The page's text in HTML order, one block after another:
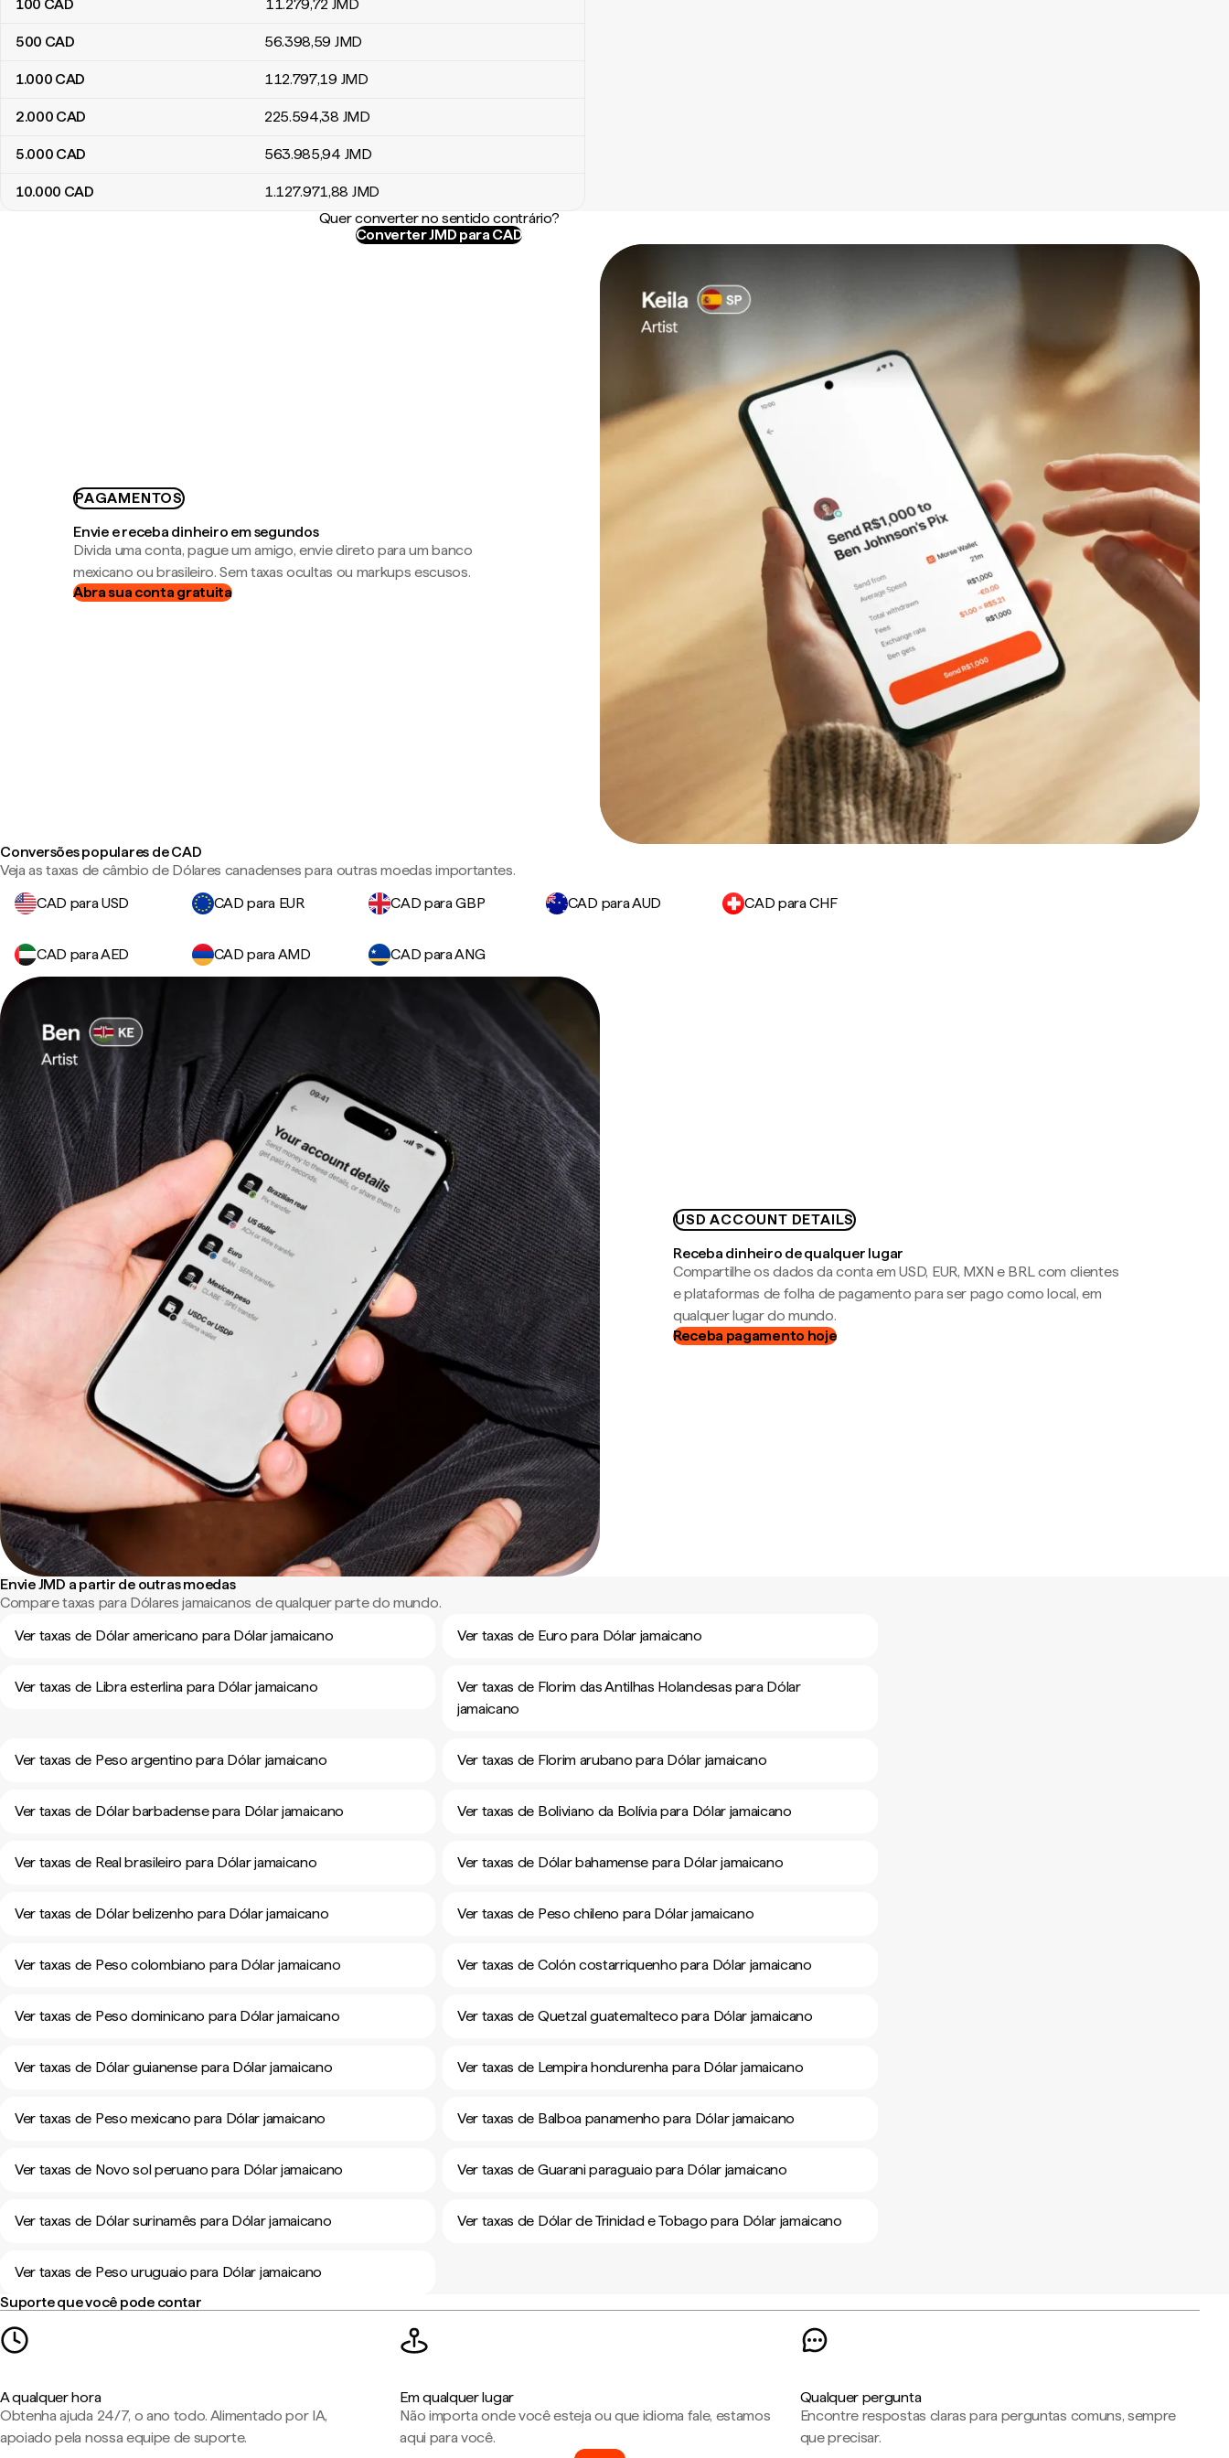
100 CAD 11.279,72 JMD
500 CAD 56.398,59 JMD
1.000 CAD 112.797,19 JMD
2.000 CAD 225.594,38 JMD
5.000 CAD 563.985,94 JMD
10.000 CAD 1.127.971,88 JMD
Quer converter no sentido contrário?
Converter JMD para CAD
PAGAMENTOS
Envie e receba dinheiro em segundos
Divida uma conta, pague um amigo, envie direto para um banco
mexicano ou brasileiro. Sem taxas ocultas ou markups escusos.
Abra sua conta gratuita
Conversões populares de CAD
Veja as taxas de câmbio de Dólares canadenses para outras moedas importantes.
CAD para USD
CAD para EUR CAD para GBP CAD para AUD CAD para CHF
CAD para AED CAD para AMD CAD para ANG
USD ACCOUNT DETAILS
Receba dinheiro de qualquer lugar
Compartilhe os dados da conta em USD, EUR, MXN e BRL com clientes
e plataformas de folha de pagamento para ser pago como local, em
qualquer lugar do mundo.
Receba pagamento hoje
Envie JMD a partir de outras moedas
Compare taxas para Dólares jamaicanos de qualquer parte do mundo.
Ver taxas de Dólar americano para Dólar jamaicano
Ver taxas de Euro para Dólar jamaicano
Ver taxas de Libra esterlina para Dólar jamaicano
Ver taxas de Florim das Antilhas Holandesas para Dólar
jamaicano
Ver taxas de Peso argentino para Dólar jamaicano Ver taxas de Florim arubano para Dólar jamaicano
Ver taxas de Dólar barbadense para Dólar jamaicano Ver taxas de Boliviano da Bolívia para Dólar jamaicano
Ver taxas de Real brasileiro para Dólar jamaicano Ver taxas de Dólar bahamense para Dólar jamaicano
Ver taxas de Dólar belizenho para Dólar jamaicano Ver taxas de Peso chileno para Dólar jamaicano
Ver taxas de Peso colombiano para Dólar jamaicano Ver taxas de Colón costarriquenho para Dólar jamaicano
Ver taxas de Peso dominicano para Dólar jamaicano Ver taxas de Quetzal guatemalteco para Dólar jamaicano
Ver taxas de Dólar guianense para Dólar jamaicano Ver taxas de Lempira hondurenha para Dólar jamaicano
Ver taxas de Peso mexicano para Dólar jamaicano Ver taxas de Balboa panamenho para Dólar jamaicano
Ver taxas de Novo sol peruano para Dólar jamaicano Ver taxas de Guarani paraguaio para Dólar jamaicano
Ver taxas de Dólar surinamês para Dólar jamaicano Ver taxas de Dólar de Trinidad e Tobago para Dólar jamaicano
Ver taxas de Peso uruguaio para Dólar jamaicano
Suporte que você pode contar
A qualquer hora
Obtenha ajuda 24/7, o ano todo. Alimentado por IA,
apoiado pela nossa equipe de suporte.
Em qualquer lugar
Não importa onde você esteja ou que idioma fale, estamos
aqui para você.
Qualquer pergunta
Encontre respostas claras para perguntas comuns, sempre
que precisar.